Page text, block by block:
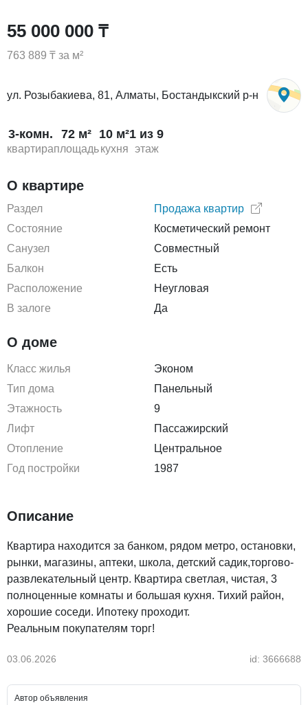
55 000 000 ₸
763 889 ₸ за м²
ул. Розыбакиева, 81, Алматы, Бостандыкский р-н
3-комн.
квартира
72 м²
площадь
10 м²
кухня
1 из 9
этаж
О квартире
Раздел
Продажа квартир
Состояние
Косметический ремонт
Санузел
Совместный
Балкон
Есть
Расположение
Неугловая
В залоге
Да
О доме
Класс жилья
Эконом
Тип дома
Панельный
Этажность
9
Лифт
Пассажирский
Отопление
Центральное
Год постройки
1987
Описание
Квартира находится за банком, рядом метро, остановки,
рынки, магазины, аптеки, школа, детский садик,торгово-
развлекательный центр. Квартира светлая, чистая, 3
полноценные комнаты и большая кухня. Тихий район,
хорошие соседи. Ипотеку проходит.
Реальным покупателям торг!
03.06.2026 id: 3666688
Автор объявления